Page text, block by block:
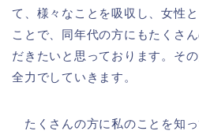
て、様々なことを吸収し、女性
ことで、同年代の方にもたくさ
だきたいと思っております。そ
全力でしていきます。
たくさんの方に私のことを知